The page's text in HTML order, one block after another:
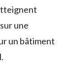
sur une
un bâtiment